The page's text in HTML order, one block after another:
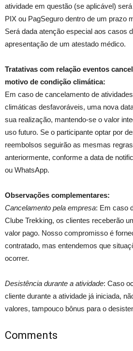
atividade em questão (se aplicável)
PIX ou PagSeguro dentro de um prazo
Será dada atenção especial aos casos
apresentação de um atestado médico.
Tratativas com relação eventos
motivo de condição climática:
Em caso de cancelamento de
climáticas desfavoráveis, uma nova
sua realização, mantendo-se o valor
uso futuro. Se o participante optar por
reembolsos seguirão as mesmas
anteriormente, conforme a data de
ou WhatsApp.
Observações complementares:
Cancelamento pela empresa: Em caso
Clube Trekking, os clientes receberão
valor pago. Nosso compromisso é
contratado, mas entendemos que
ocorrer.
Desistência durante a atividade: Caso
cliente durante a atividade já iniciada,
valores, tampouco bônus para o
Comments